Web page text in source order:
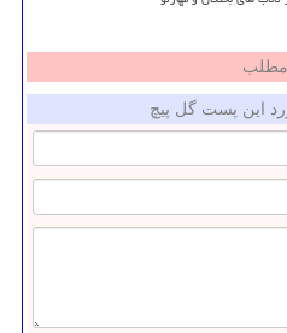
مطلب
این پست گل پیچ